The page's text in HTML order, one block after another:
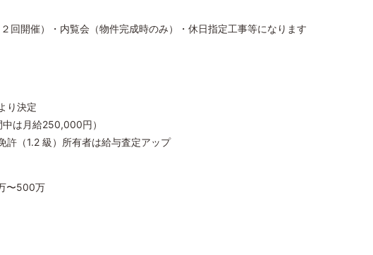
回開催）・内覧会（物件完成時のみ）・休日指定工事等になります
り決定
は月給250,000円）
（1.2 級）所有者は給与査定アップ
〜500万